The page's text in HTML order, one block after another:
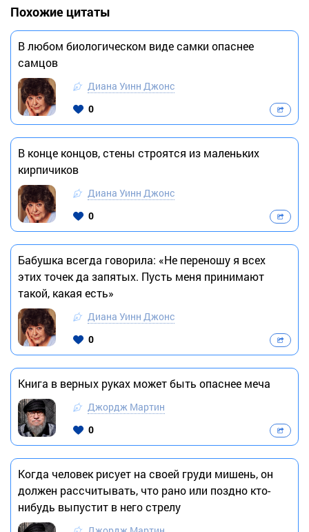
Похожие цитаты
В любом биологическом виде самки опаснее
самцов
Диана Уинн Джонс
0
В конце концов, стены строятся из маленьких
кирпичиков
Диана Уинн Джонс
0
Бабушка всегда говорила: «Не переношу я всех
этих точек да запятых. Пусть меня принимают
такой, какая есть»
Диана Уинн Джонс
0
Книга в верных руках может быть опаснее меча
Джордж Мартин
0
Когда человек рисует на своей груди мишень, он
должен рассчитывать, что рано или поздно кто-
нибудь выпустит в него стрелу